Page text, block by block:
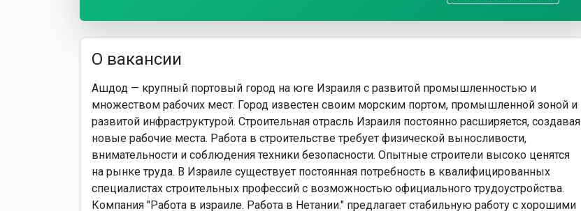
О вакансии
Ашдод — крупный портовый город на юге Израиля с развитой промышленностью и
множеством рабочих мест. Город известен своим морским портом, промышленной зоной и
развитой инфраструктурой. Строительная отрасль Израиля постоянно расширяется, создавая
новые рабочие места. Работа в строительстве требует физической выносливости,
внимательности и соблюдения техники безопасности. Опытные строители высоко ценятся
на рынке труда. В Израиле существует постоянная потребность в квалифицированных
специалистах строительных профессий с возможностью официального трудоустройства.
Компания "Работа в израиле. Работа в Нетании." предлагает стабильную работу с хорошими